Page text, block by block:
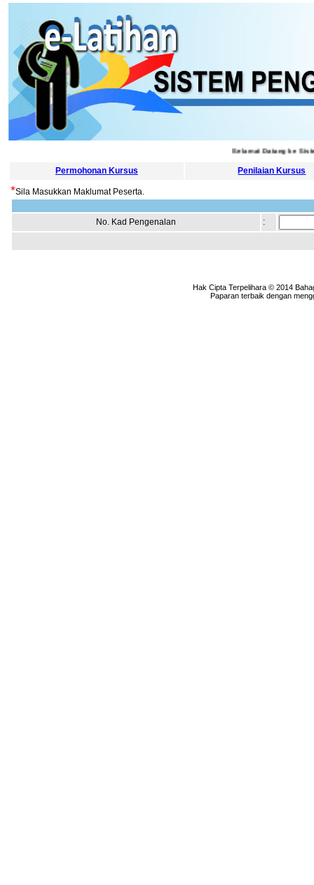
Selamat Datang ke
Permohonan Kursus Penilaian Kursus
*Sila Masukkan Maklumat Peserta.
No. Kad Pengenalan :
Hak Cipta Terpelihara © 2014
Paparan terbaik dengan